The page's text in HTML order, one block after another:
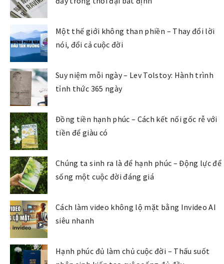
Một thế giới không than phiền – Thay đổi lời
nói, đổi cả cuộc đời
Suy niệm mỗi ngày – Lev Tolstoy: Hành trình
tỉnh thức 365 ngày
Đồng tiền hạnh phúc – Cách kết nối gốc rễ với
tiền để giàu có
Chúng ta sinh ra là để hạnh phúc – Động lực để
sống một cuộc đời đáng giá
Cách làm video không lộ mặt bằng Invideo AI
siêu nhanh
Hạnh phúc đủ làm chủ cuộc đời – Thấu suốt